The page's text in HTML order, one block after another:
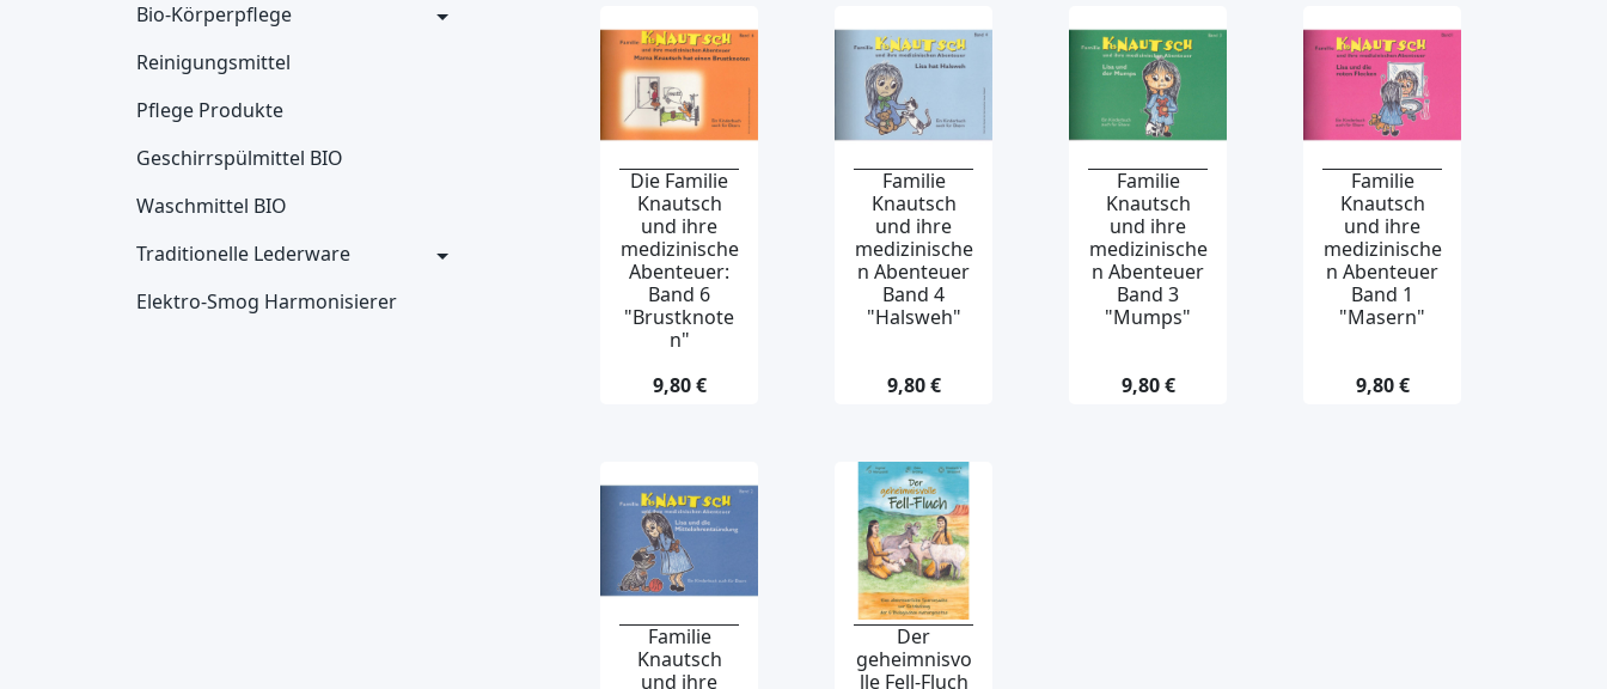
Bio-Körperpflege
Reinigungsmittel
Pflege Produkte
Geschirrspülmittel BIO
Waschmittel BIO
Traditionelle Lederware
Elektro-Smog Harmonisierer
Die Familie
Knautsch
und ihre
medizinische
Abenteuer:
Band 6
"Brustknote
n"
9,80 €
Familie
Knautsch
und ihre
medizinische
n Abenteuer
Band 4
"Halsweh"
9,80 €
Familie
Knautsch
und ihre
medizinische
n Abenteuer
Band 3
"Mumps"
9,80 €
Familie
Knautsch
und ihre
medizinische
n Abenteuer
Band 1
"Masern"
9,80 €
Familie
Knautsch
und ihre
Der
geheimnisvo
lle Fell-Fluch